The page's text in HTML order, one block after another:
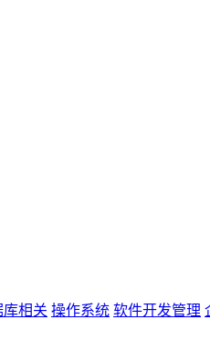
库相关 操作系统 软件开发管理